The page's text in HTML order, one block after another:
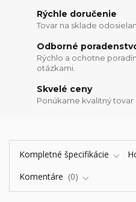
Rýchle doručenie
Tovar na sklade
Odborné
Rýchlo a ochotne
otázkami.
Skvelé ceny
Ponúkame kvalitný tovar
Kompletné špecifikácie
Komentáre
0